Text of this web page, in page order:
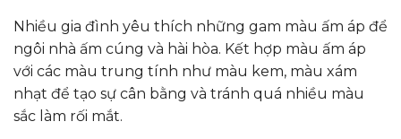
Nhiều gia đình yêu thích những gam màu ấm áp để
ngôi nhà ấm cúng và hài hòa. Kết hợp màu ấm áp
với các màu trung tính như màu kem, màu xám
nhạt để tạo sự cân bằng và tránh quá nhiều màu
sắc làm rối mắt.